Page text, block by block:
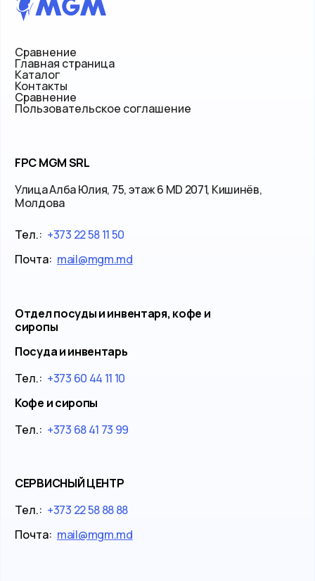
Сравнение
Главная страница
Каталог
Контакты
Сравнение
Пользовательское соглашение
FPC MGM SRL
Улица Алба Юлия, 75, этаж 6 MD 2071, Кишинёв,
Молдова
Тел.: +373 22 58 11 50
Почта: mail@mgm.md
Отдел посуды и инвентаря, кофе и
сиропы
Посуда и инвентарь
Тел.: +373 60 44 11 10
Кофе и сиропы
Тел.: +373 68 41 73 99
СЕРВИСНЫЙ ЦЕНТР
Тел.: +373 22 58 88 88
Почта: mail@mgm.md